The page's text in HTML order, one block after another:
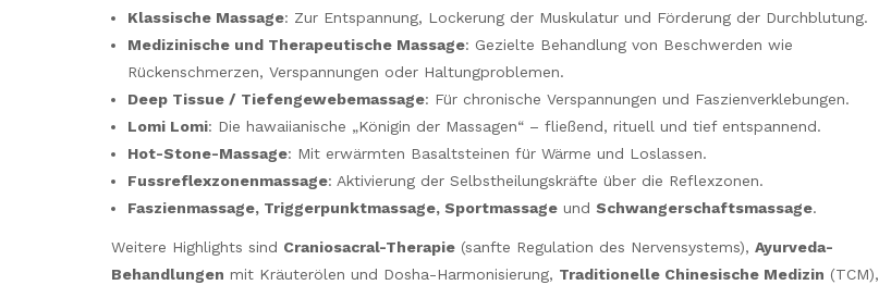
Klassische Massage: Zur Entspannung, Lockerung der Muskulatur und Förderung der Durchblutung.
Medizinische und Therapeutische Massage: Gezielte Behandlung von Beschwerden wie
Rückenschmerzen, Verspannungen oder Haltungproblemen.
Deep Tissue / Tiefengewebemassage: Für chronische Verspannungen und Faszienverklebungen.
Lomi Lomi: Die hawaiianische „Königin der Massagen“ – fließend, rituell und tief entspannend.
Hot-Stone-Massage: Mit erwärmten Basaltsteinen für Wärme und Loslassen.
Fussreflexzonenmassage: Aktivierung der Selbstheilungskräfte über die Reflexzonen.
Faszienmassage, Triggerpunktmassage, Sportmassage und Schwangerschaftsmassage.
Weitere Highlights sind Craniosacral-Therapie (sanfte Regulation des Nervensystems), Ayurveda-
Behandlungen mit Kräuterölen und Dosha-Harmonisierung, Traditionelle Chinesische Medizin (TCM),